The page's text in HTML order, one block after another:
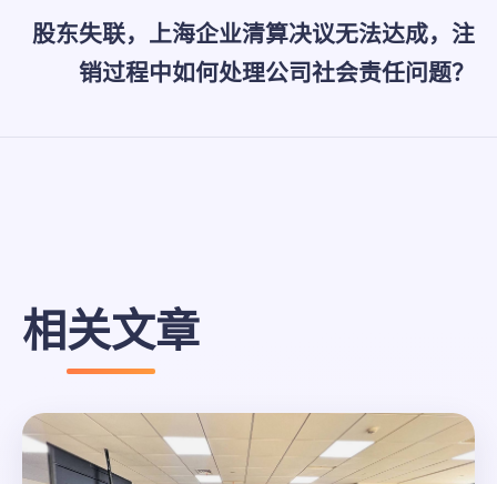
股东失联，上海企业清算决议无法达成，注
销过程中如何处理公司社会责任问题？
相关文章